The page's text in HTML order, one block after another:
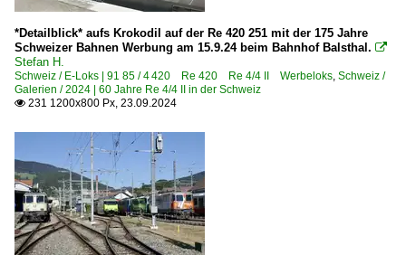
*Detailblick* aufs Krokodil auf der Re 420 251 mit der 175 Jahre
Schweizer Bahnen Werbung am 15.9.24 beim Bahnhof Balsthal. 
Stefan H.
Schweiz / E-Loks | 91 85 / 4 420 Re 420 Re 4/4 II Werbeloks, Schweiz /
Galerien / 2024 | 60 Jahre Re 4/4 II in der Schweiz
 231 1200x800 Px, 23.09.2024